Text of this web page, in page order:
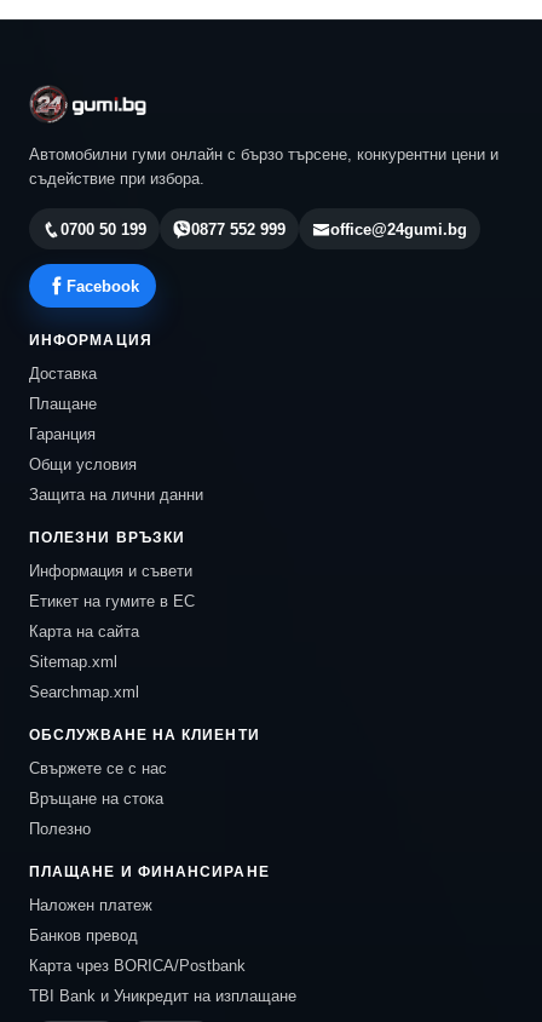
Автомобилни гуми онлайн с бързо търсене, конкурентни цени и
съдействие при избора.
0700 50 199 0877 552 999 office@24gumi.bg
Facebook
ИНФОРМАЦИЯ
Доставка
Плащане
Гаранция
Общи условия
Защита на лични данни
ПОЛЕЗНИ ВРЪЗКИ
Информация и съвети
Етикет на гумите в ЕС
Карта на сайта
Sitemap.xml
Searchmap.xml
ОБСЛУЖВАНЕ НА КЛИЕНТИ
Свържете се с нас
Връщане на стока
Полезно
ПЛАЩАНЕ И ФИНАНСИРАНЕ
Наложен платеж
Банков превод
Карта чрез BORICA/Postbank
TBI Bank и Уникредит на изплащане